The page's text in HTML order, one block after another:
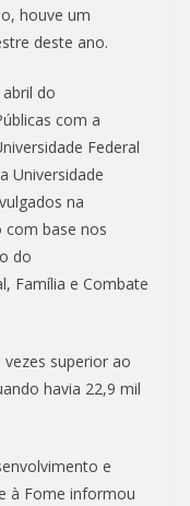
houve um
deste ano.
do
com a
Federal
Universidade
na
com base nos
do
Família e Combate
superior ao
havia 22,9 mil
e
à Fome informou